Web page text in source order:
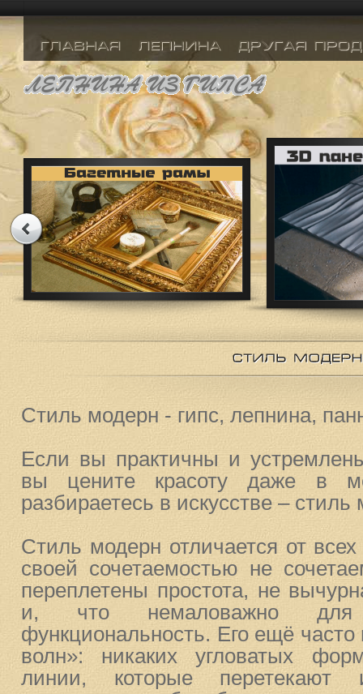
Стиль модерн - гипс, лепнина,
Если вы практичны и
вы цените красоту даже в
разбираетесь в искусстве –
Стиль модерн отличается от
своей сочетаемостью не
переплетены простота, не
и, что немаловажно для
функциональность. Его ещё
волн»: никаких угловатых
линии, которые перетекают